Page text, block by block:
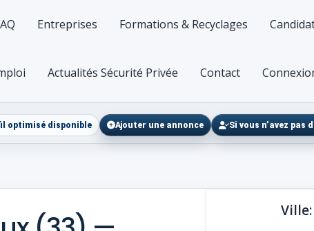
Entreprises Formations & Recyclages
Actualités Sécurité Privée Contact
optimisé disponible Ajouter une annonce Si vous n’avez
Ville